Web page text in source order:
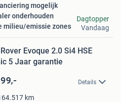
mogelijk
onderhouden
milieu/emissie zones
Dagtopper
Vandaag
Evoque 2.0 Si4 HSE
5 Jaar garantie
Details
km